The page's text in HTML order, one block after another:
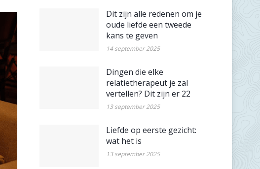
Dit zijn alle redenen om je
oude liefde een tweede
kans te geven
14 september 2025
Dingen die elke
relatietherapeut je zal
vertellen? Dit zijn er 22
13 september 2025
Liefde op eerste gezicht:
wat het is
13 september 2025